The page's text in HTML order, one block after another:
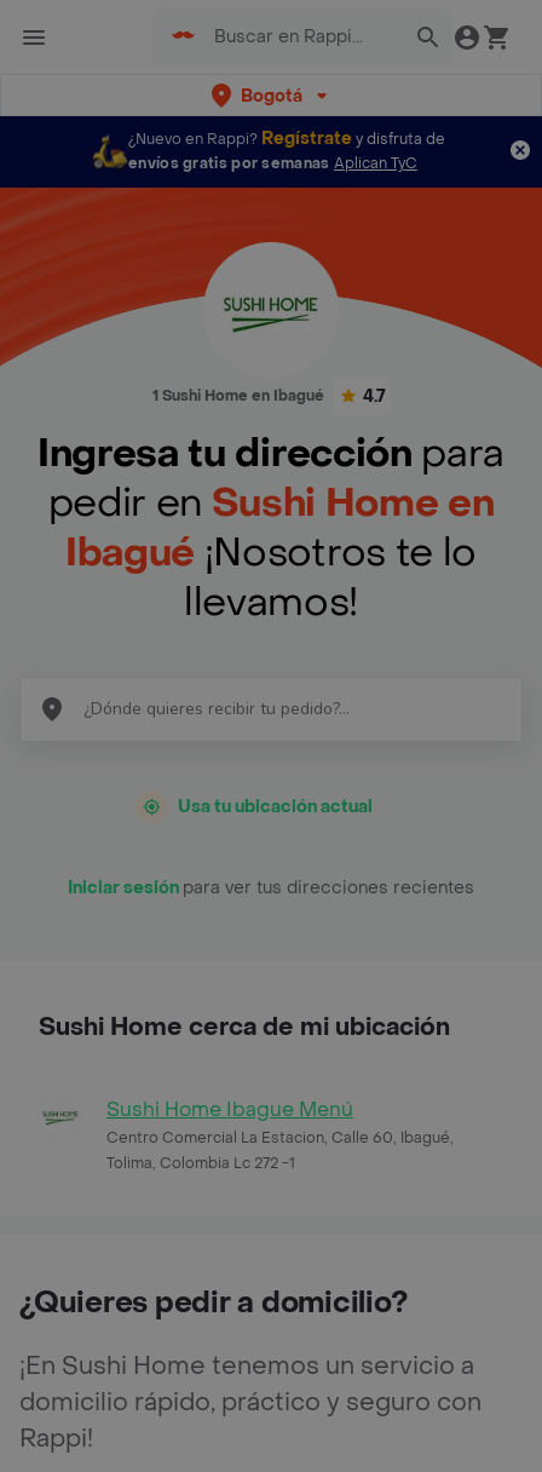
Bogotá
¿Nuevo en Rappi? Regístratey disfruta de
envíos gratis por semanas Aplican TyC
1 Sushi Home en Ibagué 4.7
Ingresa tu dirección para
pedir en Sushi Home en
Ibagué ¡Nosotros te lo
llevamos!
Usa tu ubicación actual
Iniciar sesión para ver tus direcciones recientes
Sushi Home cerca de mi ubicación
Sushi Home Ibague Menú
Centro Comercial La Estacion, Calle 60, Ibagué,
Tolima, Colombia Lc 272 -1
¿Quieres pedir a domicilio?
¡En Sushi Home tenemos un servicio a
domicilio rápido, práctico y seguro con
Rappi!